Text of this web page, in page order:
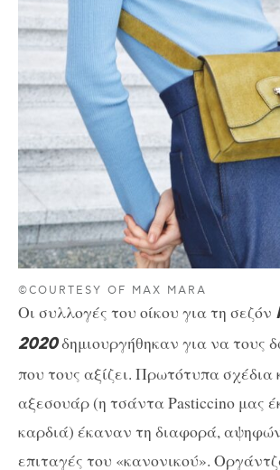
©COURTESY OF MAX MARA
Οι συλλογές του οίκου για τη σεζόν
2020δημιουργήθηκαν για να τους
που τους αξίζει. Πρωτότυπα σχέδια
αξεσουάρ (η τσάνταPasticcino μας
καρδιά) έκαναν τη διαφορά,
επιταγές του «κανονικού».